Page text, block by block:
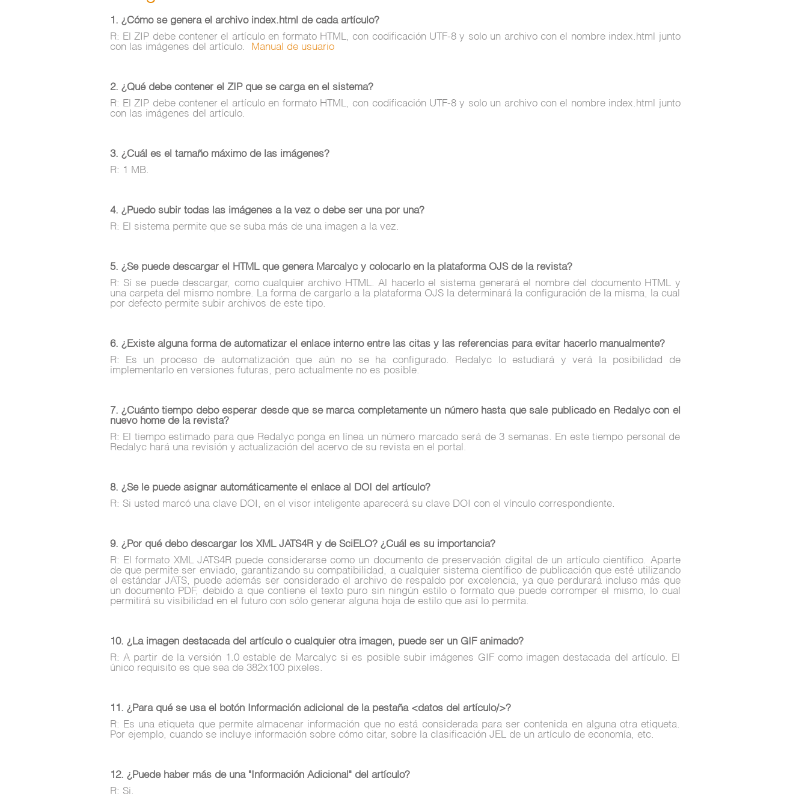
1. ¿Cómo se genera el archivo index.html de cada artículo?
R: El ZIP debe contener el artículo en formato HTML, con codificación UTF-8 y solo un archivo con el nombre index.html junto
con las imágenes del artículo.
Manual de usuario
2. ¿Qué debe contener el ZIP que se carga en el sistema?
R: El ZIP debe contener el artículo en formato HTML, con codificación UTF-8 y solo un archivo con el nombre index.html junto
con las imágenes del artículo.
3. ¿Cuál es el tamaño máximo de las imágenes?
R: 1 MB.
4. ¿Puedo subir todas las imágenes a la vez o debe ser una por una?
R: El sistema permite que se suba más de una imagen a la vez.
5. ¿Se puede descargar el HTML que genera Marcalyc y colocarlo en la plataforma OJS de la revista?
R: Sí se puede descargar, como cualquier archivo HTML. Al hacerlo el sistema generará el nombre del documento HTML y
una carpeta del mismo nombre. La forma de cargarlo a la plataforma OJS la determinará la configuración de la misma, la cual
por defecto permite subir archivos de este tipo.
6. ¿Existe alguna forma de automatizar el enlace interno entre las citas y las referencias para evitar hacerlo manualmente?
R: Es un proceso de automatización que aún no se ha configurado. Redalyc lo estudiará y verá la posibilidad de
implementarlo en versiones futuras, pero actualmente no es posible.
7. ¿Cuánto tiempo debo esperar desde que se marca completamente un número hasta que sale publicado en Redalyc con el
nuevo home de la revista?
R: El tiempo estimado para que Redalyc ponga en línea un número marcado será de 3 semanas. En este tiempo personal de
Redalyc hará una revisión y actualización del acervo de su revista en el portal.
8. ¿Se le puede asignar automáticamente el enlace al DOI del artículo?
R: Si usted marcó una clave DOI, en el visor inteligente aparecerá su clave DOI con el vínculo correspondiente.
9. ¿Por qué debo descargar los XML JATS4R y de SciELO? ¿Cuál es su importancia?
R: El formato XML JATS4R puede considerarse como un documento de preservación digital de un artículo científico. Aparte
de que permite ser enviado, garantizando su compatibilidad, a cualquier sistema científico de publicación que esté utilizando
el estándar JATS, puede además ser considerado el archivo de respaldo por excelencia, ya que perdurará incluso más que
un documento PDF, debido a que contiene el texto puro sin ningún estilo o formato que puede corromper el mismo, lo cual
permitirá su visibilidad en el futuro con sólo generar alguna hoja de estilo que así lo permita.
10. ¿La imagen destacada del artículo o cualquier otra imagen, puede ser un GIF animado?
R: A partir de la versión 1.0 estable de Marcalyc si es posible subir imágenes GIF como imagen destacada del artículo. El
único requisito es que sea de 382x100 pixeles.
11. ¿Para qué se usa el botón Información adicional de la pestaña <datos del artículo/>?
R: Es una etiqueta que permite almacenar información que no está considerada para ser contenida en alguna otra etiqueta.
Por ejemplo, cuando se incluye información sobre cómo citar, sobre la clasificación JEL de un artículo de economía, etc.
12. ¿Puede haber más de una "Información Adicional" del artículo?
R: Si.